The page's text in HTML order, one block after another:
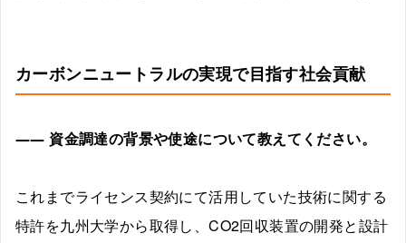
カーボンニュートラルの実現で目指す社会貢献
―― 資金調達の背景や使途について教えてください。
これまでライセンス契約にて活用していた技術に関する
特許を九州大学から取得し、CO2回収装置の開発と設計